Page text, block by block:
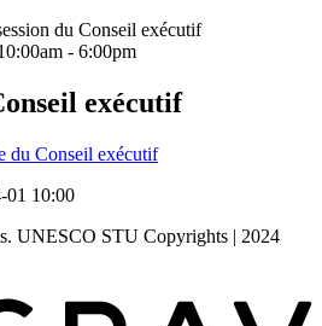
du Conseil exécutif
- 6:00pm
exécutif
du Conseil exécutif
01 10:00
UNESCO STU Copyrights | 2024